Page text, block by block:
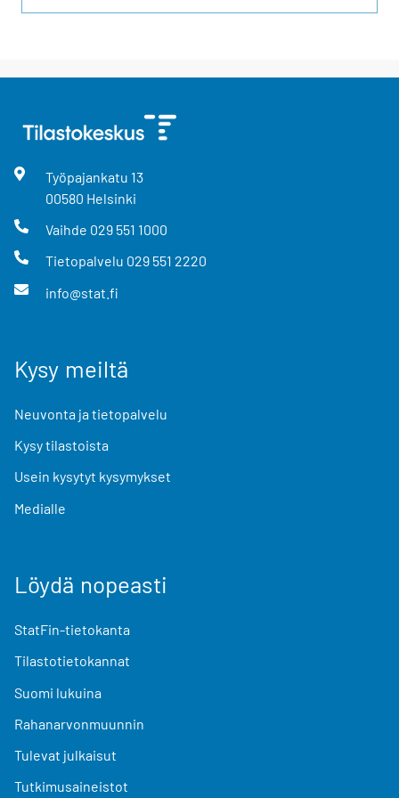
Työpajankatu 13
00580 Helsinki
Vaihde 029 551 1000
Tietopalvelu 029 551 2220
info@stat.fi
Kysy meiltä
Neuvonta ja tietopalvelu
Kysy tilastoista
Usein kysytyt kysymykset
Medialle
Löydä nopeasti
StatFin-tietokanta
Tilastotietokannat
Suomi lukuina
Rahanarvonmuunnin
Tulevat julkaisut
Tutkimusaineistot